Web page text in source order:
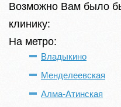
Возможно Вам было
клинику:
На метро:
Владыкино
Менделеевская
Алма-Атинская